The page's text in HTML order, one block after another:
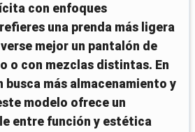
con enfoques
una prenda más ligera
mejor un pantalón de
o con mezclas distintas. En
busca más almacenamiento y
modelo ofrece un
entre función y estética